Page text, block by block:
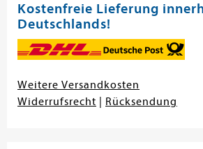
Kostenfreie Lieferung
Deutschlands!
Weitere Versandkosten
Widerrufsrecht
Rücksendung